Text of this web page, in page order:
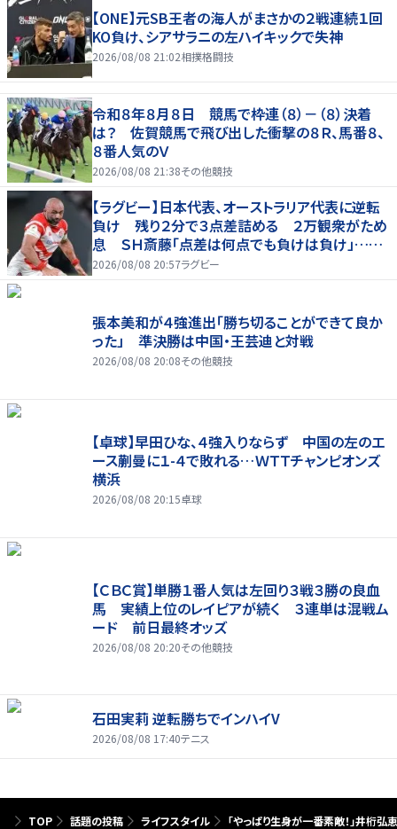
【ONE】元SB王者の海人がまさかの２戦連続１回
KO負け、シアサラニの左ハイキックで失神
2026/08/08 21:02相撲格闘技
令和８年８月８日 競馬で枠連（８）－（８）決着
は？ 佐賀競馬で飛び出した衝撃の８Ｒ、馬番８、
８番人気のＶ
2026/08/08 21:38その他競技
【ラグビー】日本代表、オーストラリア代表に逆転
負け 残り２分で３点差詰める ２万観衆がため
息 ＳＨ斎藤「点差は何点でも負けは負け」…前
半にＳＯ伊藤龍が先制トライ、３２ー３５で惜敗
2026/08/08 20:57ラグビー
張本美和が４強進出「勝ち切ることができて良か
った」 準決勝は中国・王芸迪と対戦
2026/08/08 20:08その他競技
【卓球】早田ひな、４強入りならず 中国の左のエ
ース蒯曼に１-４で敗れる…ＷＴＴチャンピオンズ
横浜
2026/08/08 20:15卓球
【ＣＢＣ賞】単勝１番人気は左回り３戦３勝の良血
馬 実績上位のレイピアが続く ３連単は混戦ム
ード 前日最終オッズ
2026/08/08 20:20その他競技
石田実莉 逆転勝ちでインハイV
2026/08/08 17:40テニス
TOP 話題の投稿 ライフスタイル 「やっぱり生身が一番素敵！」井桁弘